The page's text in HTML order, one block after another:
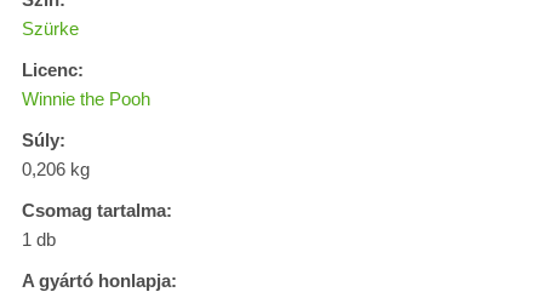
Szürke
Licenc:
Winnie the Pooh
Súly:
0,206 kg
Csomag tartalma:
1 db
A gyártó honlapja: